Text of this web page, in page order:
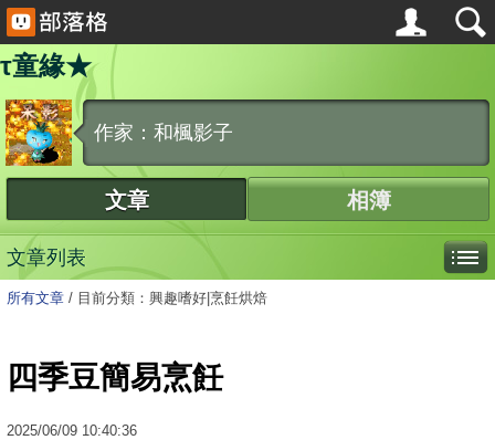
τ童緣★
作家：和楓影子
文章 相簿
文章列表
所有文章 / 目前分類：興趣嗜好|烹飪烘焙
四季豆簡易烹飪
2025/06/09 10:40:36